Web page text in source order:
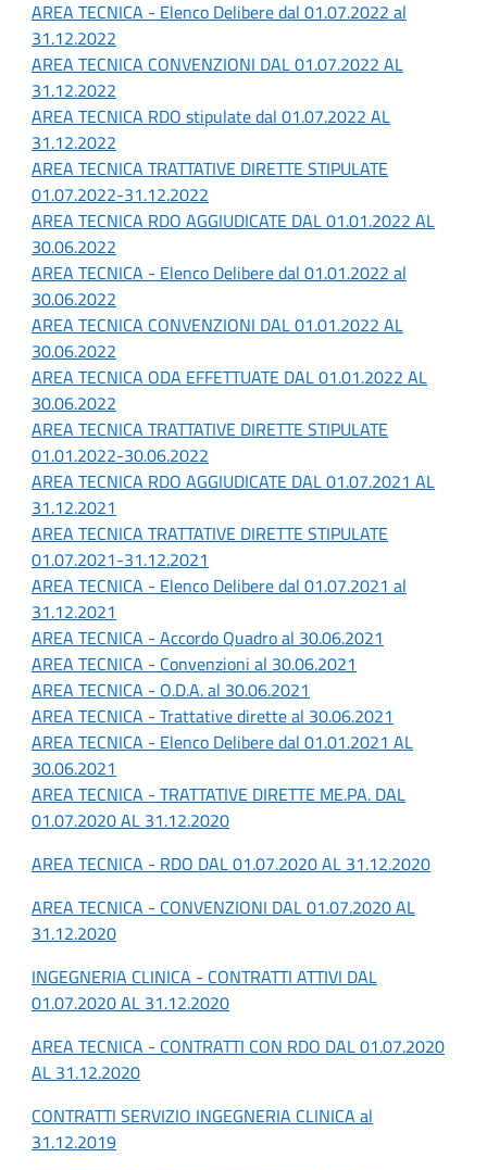
AREA TECNICA - Elenco Delibere dal 01.07.2022 al
31.12.2022
AREA TECNICA CONVENZIONI DAL 01.07.2022 AL
31.12.2022
AREA TECNICA RDO stipulate dal 01.07.2022 AL
31.12.2022
AREA TECNICA TRATTATIVE DIRETTE STIPULATE
01.07.2022-31.12.2022
AREA TECNICA RDO AGGIUDICATE DAL 01.01.2022 AL
30.06.2022
AREA TECNICA - Elenco Delibere dal 01.01.2022 al
30.06.2022
AREA TECNICA CONVENZIONI DAL 01.01.2022 AL
30.06.2022
AREA TECNICA ODA EFFETTUATE DAL 01.01.2022 AL
30.06.2022
AREA TECNICA TRATTATIVE DIRETTE STIPULATE
01.01.2022-30.06.2022
AREA TECNICA RDO AGGIUDICATE DAL 01.07.2021 AL
31.12.2021
AREA TECNICA TRATTATIVE DIRETTE STIPULATE
01.07.2021-31.12.2021
AREA TECNICA - Elenco Delibere dal 01.07.2021 al
31.12.2021
AREA TECNICA - Accordo Quadro al 30.06.2021
AREA TECNICA - Convenzioni al 30.06.2021
AREA TECNICA - O.D.A. al 30.06.2021
AREA TECNICA - Trattative dirette al 30.06.2021
AREA TECNICA - Elenco Delibere dal 01.01.2021 AL
30.06.2021
AREA TECNICA - TRATTATIVE DIRETTE ME.PA. DAL
01.07.2020 AL 31.12.2020
AREA TECNICA - RDO DAL 01.07.2020 AL 31.12.2020
AREA TECNICA - CONVENZIONI DAL 01.07.2020 AL
31.12.2020
INGEGNERIA CLINICA - CONTRATTI ATTIVI DAL
01.07.2020 AL 31.12.2020
AREA TECNICA - CONTRATTI CON RDO DAL 01.07.2020
AL 31.12.2020
CONTRATTI SERVIZIO INGEGNERIA CLINICA al
31.12.2019